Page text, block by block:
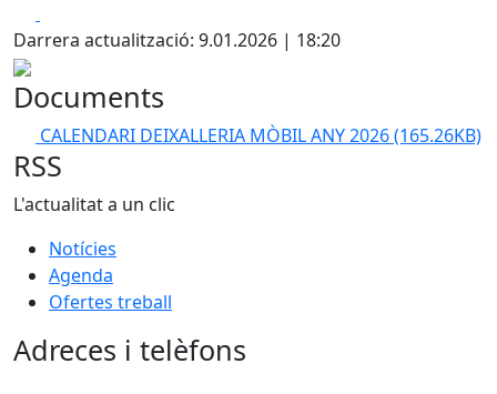
+
Darrera actualització: 9.01.2026 | 18:20
Documents
CALENDARI DEIXALLERIA MÒBIL ANY 2026(165.26KB)
RSS
L'actualitat a un clic
Notícies
Agenda
Ofertes treball
Adreces i telèfons